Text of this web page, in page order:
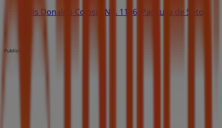
Luis Donaldo Colosio No. 1106, Pachuca de Soto
Publicidad